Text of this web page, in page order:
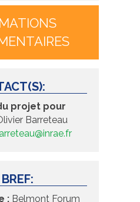
projet pour
Barreteau
: Belmont Forum